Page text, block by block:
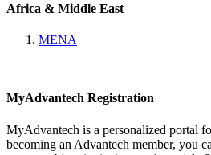
Africa & Middle East
MENA
MyAdvantech Registration
MyAdvantech is a personalized portal
becoming an Advantech member, you